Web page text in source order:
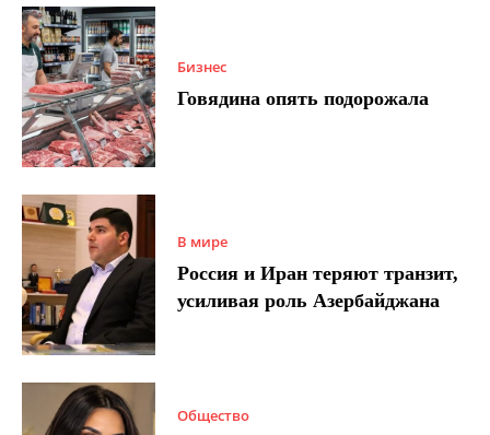
Бизнес
Говядина опять подорожала
В мире
Россия и Иран теряют транзит,
усиливая роль Азербайджана
Общество